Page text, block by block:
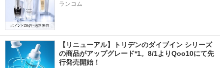
ランコム
【リニューアル】トリデンのダイブイン シリーズ
の商品がアップグレード*1。8/1よりQoo10にて先
行発売開始！